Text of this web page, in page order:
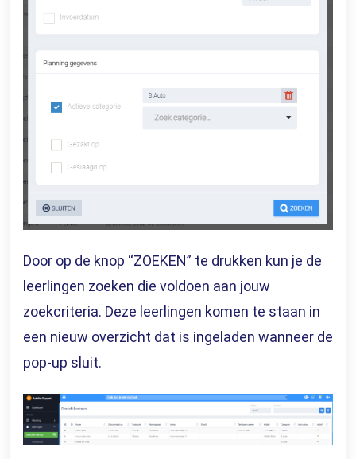
Door op de knop “ZOEKEN” te drukken kun je de
leerlingen zoeken die voldoen aan jouw
zoekcriteria. Deze leerlingen komen te staan in
een nieuw overzicht dat is ingeladen wanneer de
pop-up sluit.